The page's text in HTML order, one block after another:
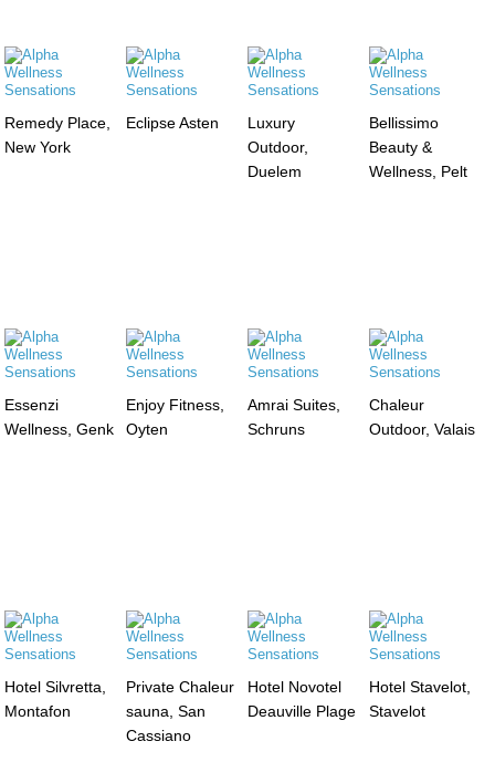
Remedy Place,
New York
Eclipse Asten
Luxury
Outdoor,
Duelem
Bellissimo
Beauty &
Wellness, Pelt
Essenzi
Wellness, Genk
Enjoy Fitness,
Oyten
Amrai Suites,
Schruns
Chaleur
Outdoor, Valais
Hotel Silvretta,
Montafon
Private Chaleur
sauna, San
Cassiano
Hotel Novotel
Deauville Plage
Hotel Stavelot,
Stavelot